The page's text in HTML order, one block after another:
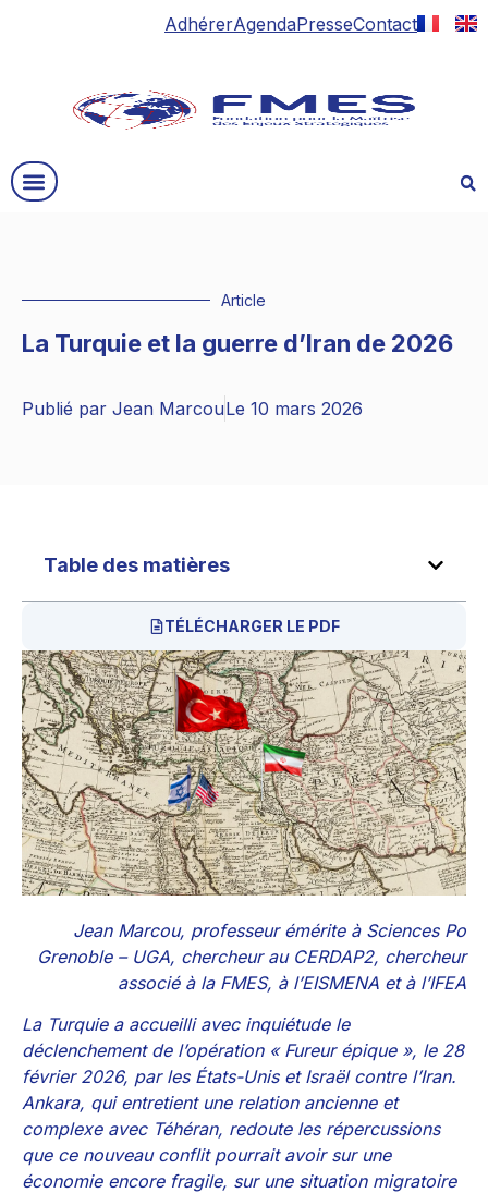
AdhérerAgendaPresseContact
Article
La Turquie et la guerre d’Iran de 2026
Publié par Jean MarcouLe 10 mars 2026
Table des matières
TÉLÉCHARGER LE PDF
Jean Marcou, professeur émérite à Sciences Po
Grenoble – UGA, chercheur au CERDAP2, chercheur
associé à la FMES, à l’EISMENA et à l’IFEA
La Turquie a accueilli avec inquiétude le
déclenchement de l’opération « Fureur épique », le 28
février 2026, par les États-Unis et Israël contre l’Iran.
Ankara, qui entretient une relation ancienne et
complexe avec Téhéran, redoute les répercussions
que ce nouveau conflit pourrait avoir sur une
économie encore fragile, sur une situation migratoire